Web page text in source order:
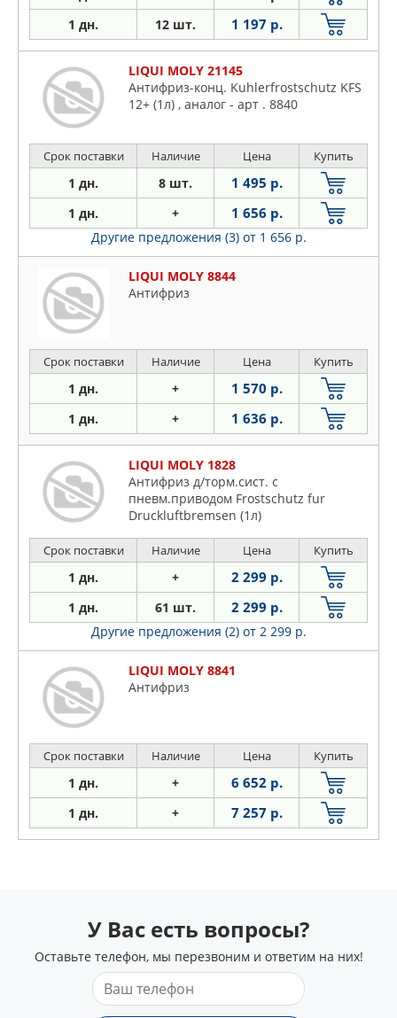
1 дн. 12 шт. 1 197 р.
LIQUI MOLY 21145
Антифриз-конц. Kuhlerfrostschutz KFS
12+ (1л) , аналог - арт . 8840
Срок поставки Наличие Цена Купить
1 дн. 8 шт. 1 495 р.
1 дн. + 1 656 р.
Другие предложения (3) от 1 656 р.
LIQUI MOLY 8844
Антифриз
Срок поставки Наличие Цена Купить
1 дн. + 1 570 р.
1 дн. + 1 636 р.
LIQUI MOLY 1828
Антифриз д/торм.сист. с
пневм.приводом Frostschutz fur
Druckluftbremsen (1л)
Срок поставки Наличие Цена Купить
1 дн. + 2 299 р.
1 дн. 61 шт. 2 299 р.
Другие предложения (2) от 2 299 р.
LIQUI MOLY 8841
Антифриз
Срок поставки Наличие Цена Купить
1 дн. + 6 652 р.
1 дн. + 7 257 р.
У Вас есть вопросы?
Оставьте телефон, мы перезвоним и ответим на них!